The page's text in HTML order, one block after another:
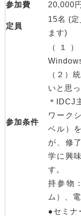
参加費
20,000
定員
15名 (定
ます)
参加条件
（１
（２）
いと思
＊IDCJ
ワーク
ベル）
が、修
学に興
す。
持参物
ム）、
●セミナ